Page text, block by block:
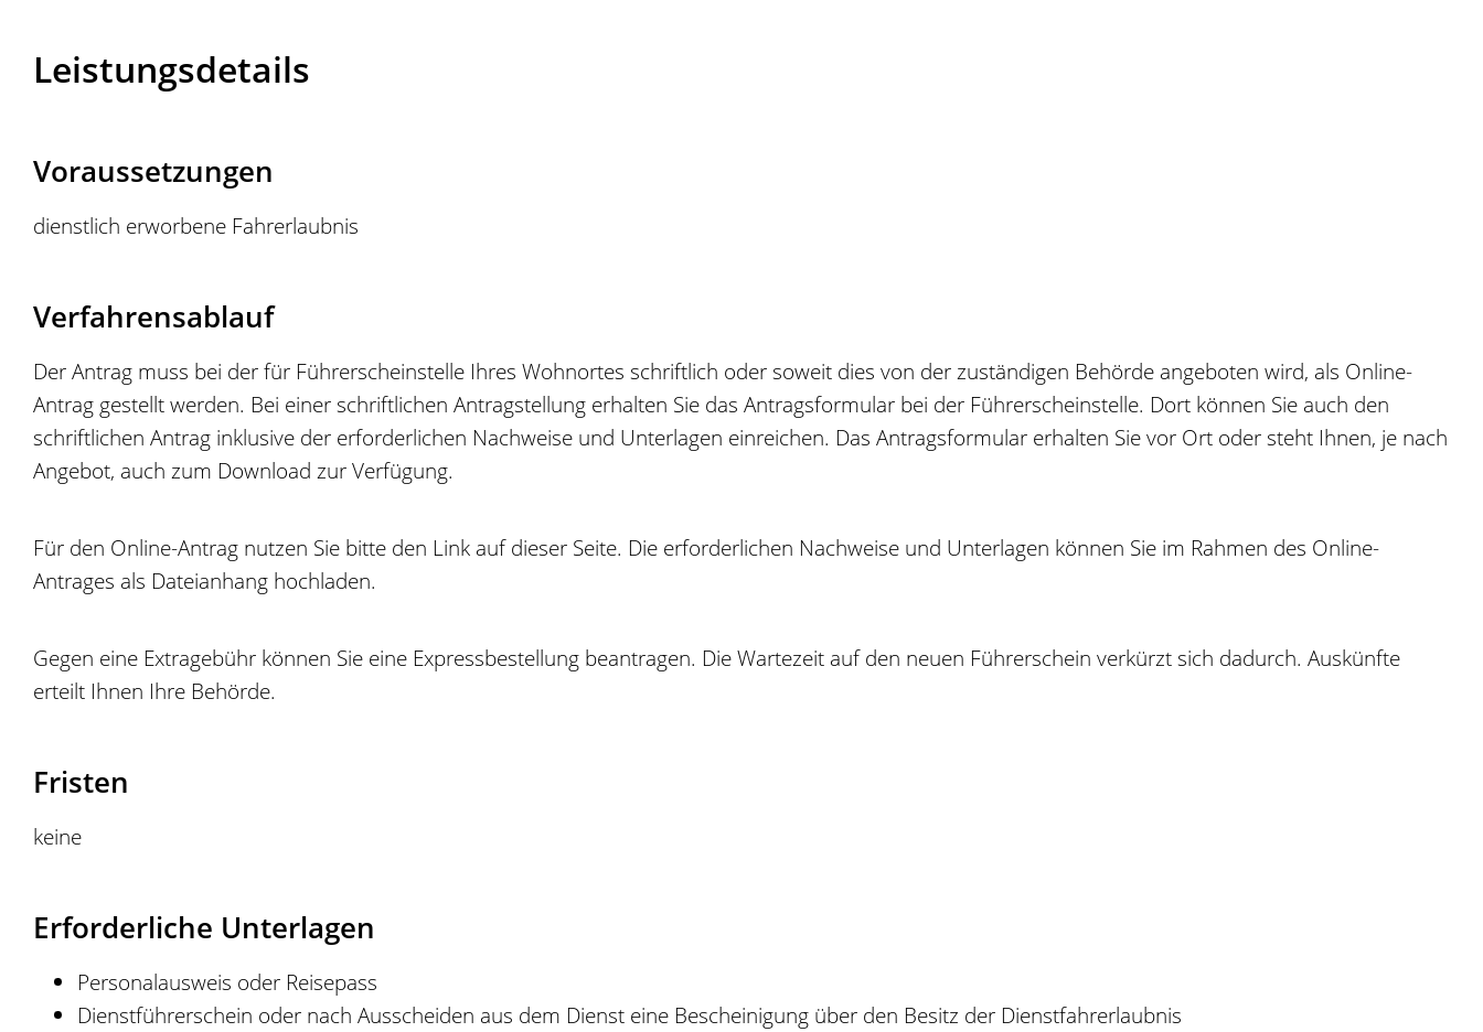
Leistungsdetails
Voraussetzungen
dienstlich erworbene Fahrerlaubnis
Verfahrensablauf
Der Antrag muss bei der für Führerscheinstelle Ihres Wohnortes schriftlich oder soweit dies von der zuständigen Behörde angeboten wird, als Online-
Antrag gestellt werden. Bei einer schriftlichen Antragstellung erhalten Sie das Antragsformular bei der Führerscheinstelle. Dort können Sie auch den
schriftlichen Antrag inklusive der erforderlichen Nachweise und Unterlagen einreichen. Das Antragsformular erhalten Sie vor Ort oder steht Ihnen, je nach
Angebot, auch zum Download zur Verfügung.
Für den Online-Antrag nutzen Sie bitte den Link auf dieser Seite. Die erforderlichen Nachweise und Unterlagen können Sie im Rahmen des Online-
Antrages als Dateianhang hochladen.
Gegen eine Extragebühr können Sie eine Expressbestellung beantragen. Die Wartezeit auf den neuen Führerschein verkürzt sich dadurch. Auskünfte
erteilt Ihnen Ihre Behörde.
Fristen
keine
Erforderliche Unterlagen
Personalausweis oder Reisepass
Dienstführerschein oder nach Ausscheiden aus dem Dienst eine Bescheinigung über den Besitz der Dienstfahrerlaubnis